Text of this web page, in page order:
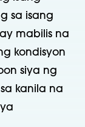
sa isang
mabilis na
kondisyon
siya ng
kanila na